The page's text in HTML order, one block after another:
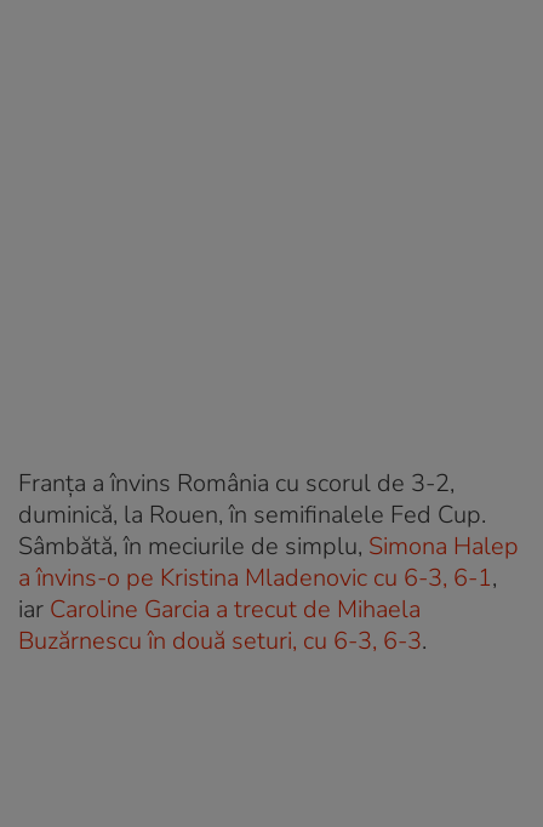
Franţa a învins România cu scorul de 3-2,
duminică, la Rouen, în semifinalele Fed Cup.
Sâmbătă, în meciurile de simplu, Simona Halep
a învins-o pe Kristina Mladenovic cu 6-3, 6-1,
iar Caroline Garcia a trecut de Mihaela
Buzărnescu în două seturi, cu 6-3, 6-3.